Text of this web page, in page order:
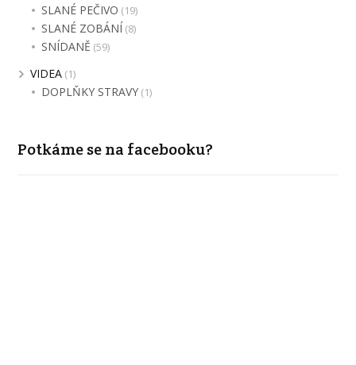
SLANÉ PEČIVO (19)
SLANÉ ZOBÁNÍ (8)
SNÍDANĚ (59)
VIDEA (1)
DOPLŇKY STRAVY (1)
Potkáme se na facebooku?